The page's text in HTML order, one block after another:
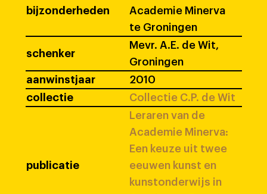
bijzonderheden
Academie Minerva
te Groningen
schenker
Mevr. A.E. de Wit,
Groningen
aanwinstjaar
2010
collectie
Collectie C.P. de Wit
publicatie
Leraren van de
Academie Minerva:
Een keuze uit twee
eeuwen kunst en
kunstonderwijs in